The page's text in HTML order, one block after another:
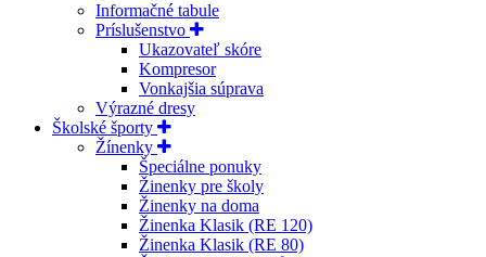
Informačné tabule
Príslušenstvo
Ukazovateľ skóre
Kompresor
Vonkajšia súprava
Výrazné dresy
Školské športy
Žínenky
Špeciálne ponuky
Žinenky pre školy
Žinenky na doma
Žinenka Klasik (RE 120)
Žinenka Klasik (RE 80)